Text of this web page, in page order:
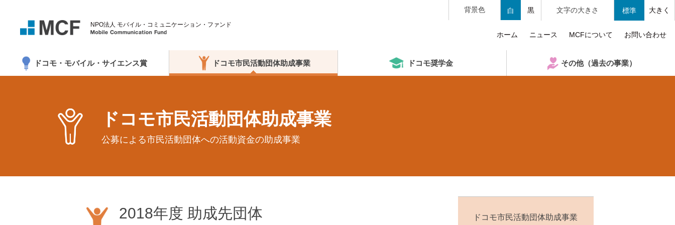
NPO法人 モバイル・コミュニケーション・ファンド
ホーム ニュース MCFについて お問い合わせ
背景色 白 黒 文字の大きさ 標準 大きく
ドコモ・モバイル・サイエンス賞 ドコモ市民活動団体助成事業 ドコモ奨学金 その他（過去の事業）
ドコモ市民活動団体助成事業
公募による市民活動団体への活動資金の助成事業
2018年度 助成先団体
ドコモ市民活動団体助成事業